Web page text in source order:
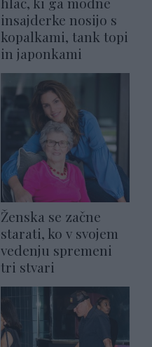
insajderke nosijo s
kopalkami, tank topi
in japonkami
Ženska se začne
starati, ko v svojem
vedenju spremeni
tri stvari